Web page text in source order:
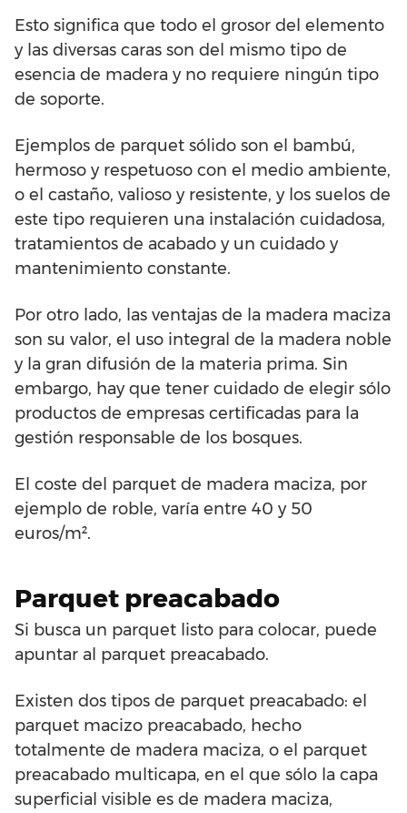
Esto significa que todo el grosor del elemento
y las diversas caras son del mismo tipo de
esencia de madera y no requiere ningún tipo
de soporte.
Ejemplos de parquet sólido son el bambú,
hermoso y respetuoso con el medio ambiente,
o el castaño, valioso y resistente, y los suelos de
este tipo requieren una instalación cuidadosa,
tratamientos de acabado y un cuidado y
mantenimiento constante.
Por otro lado, las ventajas de la madera maciza
son su valor, el uso integral de la madera noble
y la gran difusión de la materia prima. Sin
embargo, hay que tener cuidado de elegir sólo
productos de empresas certificadas para la
gestión responsable de los bosques.
El coste del parquet de madera maciza, por
ejemplo de roble, varía entre 40 y 50
euros/m².
Parquet preacabado
Si busca un parquet listo para colocar, puede
apuntar al parquet preacabado.
Existen dos tipos de parquet preacabado: el
parquet macizo preacabado, hecho
totalmente de madera maciza, o el parquet
preacabado multicapa, en el que sólo la capa
superficial visible es de madera maciza,